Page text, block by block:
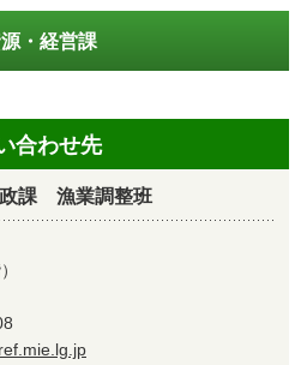
・経営課
合わせ先
課 漁業調整班